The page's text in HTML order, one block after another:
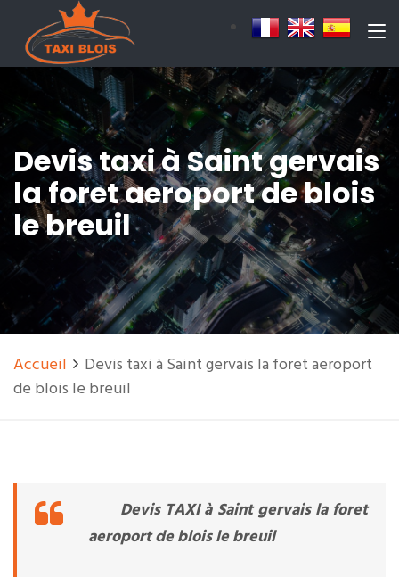
Devis taxi à Saint gervais
la foret aeroport de blois
le breuil
Accueil
Devis taxi à Saint gervais la foret aeroport
de blois le breuil
Devis TAXI à Saint gervais la foret
aeroport de blois le breuil